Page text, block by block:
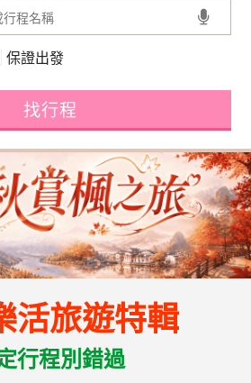
保證出發
找行程
活旅遊特輯
行程別錯過